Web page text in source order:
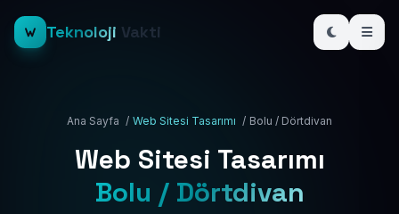
Teknoloji Vakti
Ana Sayfa / Web Sitesi Tasarımı / Bolu / Dörtdivan
Web Sitesi Tasarımı
Bolu / Dörtdivan